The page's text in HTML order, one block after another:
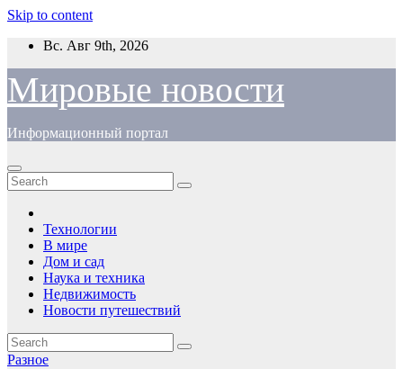
Skip to content
Вс. Авг 9th, 2026
Мировые новости
Информационный портал
Технологии
В мире
Дом и сад
Наука и техника
Недвижимость
Новости путешествий
Разное